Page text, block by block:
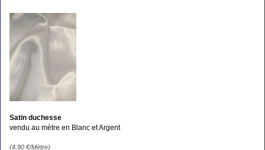
Satin duchesse
vendu au mètre en Blanc et Argent
(4.90 €/Mètre)